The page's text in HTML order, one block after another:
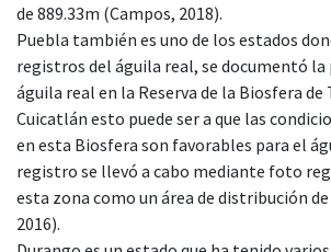
de 889.33m (Campos, 2018).
Puebla también es uno de los estados
registros del águila real, se documentó la
águila real en la Reserva de la Biosfera de
Cuicatlán esto puede ser a que las
en esta Biosfera son favorables para el
registro se llevó a cabo mediante foto
esta zona como un área de distribución de
2016).